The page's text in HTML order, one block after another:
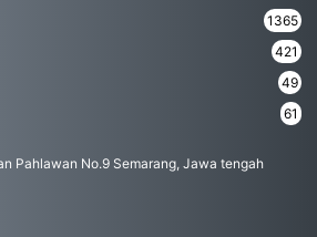
1365
421
49
61
Pahlawan No.9 Semarang, Jawa tengah